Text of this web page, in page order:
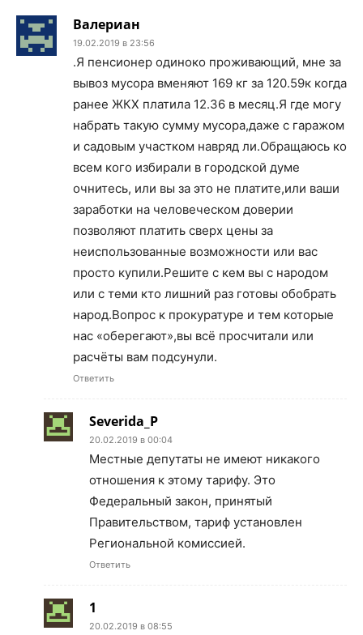
Валериан
19.02.2019 в 23:56
.Я пенсионер одиноко проживающий, мне за
вывоз мусора вменяют 169 кг за 120.59к когда
ранее ЖКХ платила 12.36 в месяц.Я где могу
набрать такую сумму мусора,даже с гаражом
и садовым участком навряд ли.Обращаюсь ко
всем кого избирали в городской думе
очнитесь, или вы за это не платите,или ваши
заработки на человеческом доверии
позволяют платить сверх цены за
неиспользованные возможности или вас
просто купили.Решите с кем вы с народом
или с теми кто лишний раз готовы обобрать
народ.Вопрос к прокуратуре и тем которые
нас «оберегают»,вы всё просчитали или
расчёты вам подсунули.
Ответить
Severida_P
20.02.2019 в 00:04
Местные депутаты не имеют никакого
отношения к этому тарифу. Это
Федеральный закон, принятый
Правительством, тариф установлен
Региональной комиссией.
Ответить
1
20.02.2019 в 08:55